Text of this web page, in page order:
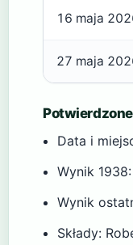
16 maja
27 maja
Data i
Wynik
Wynik
Składy: